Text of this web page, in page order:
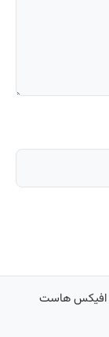
افیکس هاست